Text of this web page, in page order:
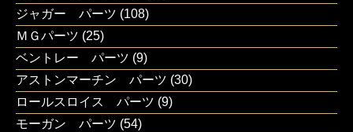
ジャガー パーツ (108)
ＭＧパーツ (25)
ベントレー パーツ (9)
アストンマーチン パーツ (30)
ロールスロイス パーツ (9)
モーガン パーツ (54)